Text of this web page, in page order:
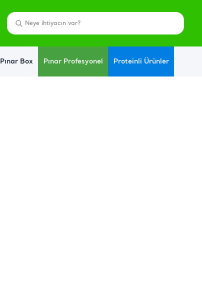
Pınar Box Pınar Profesyonel Proteinli Ürünler